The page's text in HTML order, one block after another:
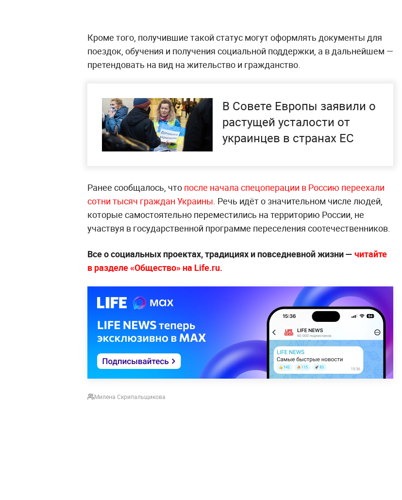
Кроме того, получившие такой статус могут оформлять документы для
поездок, обучения и получения социальной поддержки, а в дальнейшем —
претендовать на вид на жительство и гражданство.
В Совете Европы заявили о
растущей усталости от
украинцев в странах ЕС
Ранее сообщалось, что после начала спецоперации в Россию переехали
сотни тысяч граждан Украины. Речь идёт о значительном числе людей,
которые самостоятельно переместились на территорию России, не
участвуя в государственной программе переселения соотечественников.
Все о социальных проектах, традициях и повседневной жизни — читайте
в разделе «Общество» на Life.ru.
Милена Скрипальщикова